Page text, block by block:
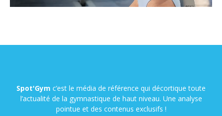
Spot'Gym c’est le média de référence qui décortique toute
l’actualité de la gymnastique de haut niveau. Une analyse
pointue et des contenus exclusifs !